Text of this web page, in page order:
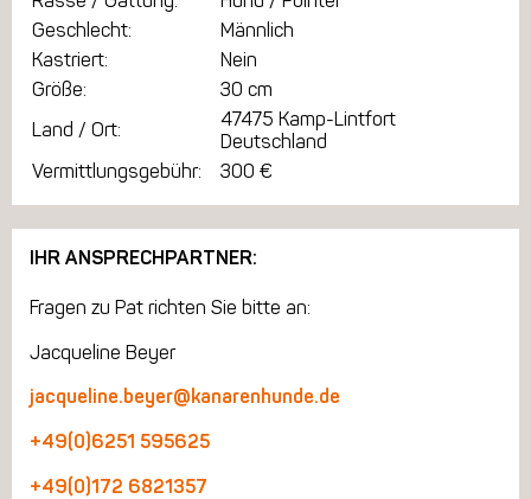
Geschlecht:
Männlich
Kastriert:
Nein
Größe:
30 cm
Land / Ort:
47475 Kamp-Lintfort
Deutschland
Vermittlungsgebühr:
300 €
IHR ANSPRECHPARTNER:
Fragen zu Pat richten Sie bitte an:
Jacqueline Beyer
jacqueline.beyer@kanarenhunde.de
+49(0)6251 595625
+49(0)172 6821357